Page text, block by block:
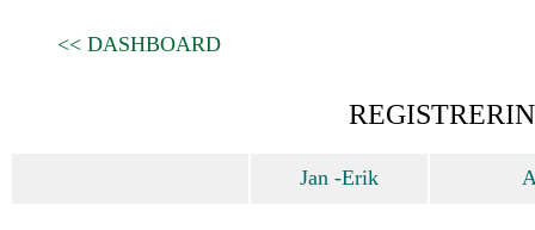
<< DASHBOARD
Jan -Erik